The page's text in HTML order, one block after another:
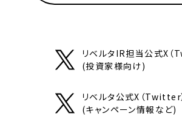
リベルタIR担当公式X（
(投資家様向け)
リベルタ公式X（Twitter
(キャンペーン情報など)